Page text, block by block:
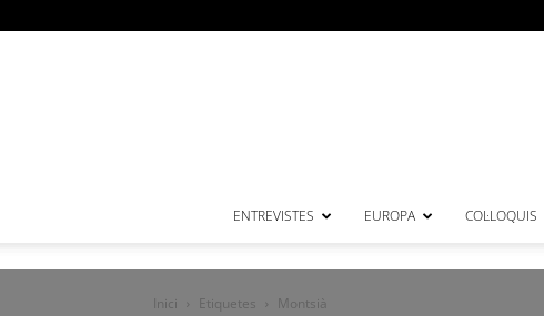
ENTREVISTES EUROPA COL·LOQUIS
Inici Etiquetes Montsià